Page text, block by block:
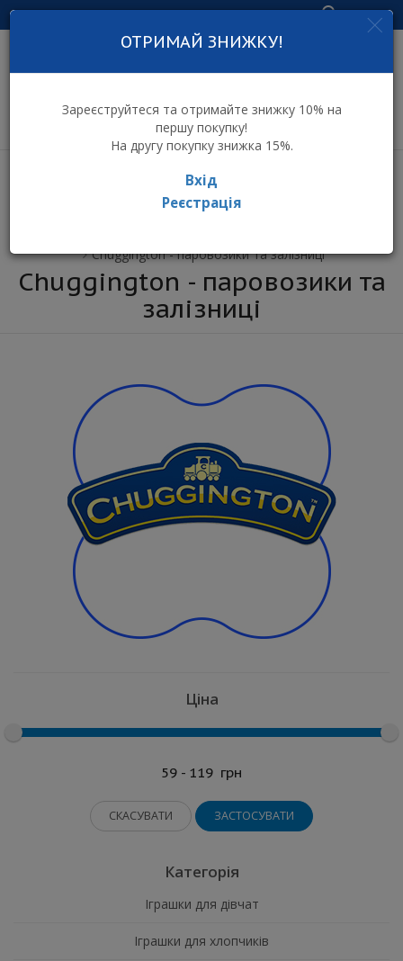
Увійти
інтернет-магазин
ОТРИМАЙ ЗНИЖКУ!
Зареєструйтеся та отримайте знижку 10% на
першу покупку!
На другу покупку знижка 15%.
Вхід
Реєстрація
Chuggington - паровозики та залізниці
Chuggington - паровозики та
залізниці
Ціна
59 - 119 грн
СКАСУВАТИ ЗАСТОСУВАТИ
Категорія
Іграшки для дівчат
Іграшки для хлопчиків